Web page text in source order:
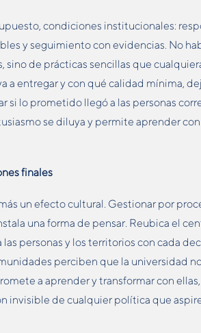
condiciones institucionales:
y seguimiento con evidencias. No
sino de prácticas sencillas que
a entregar y con qué calidad mínima,
si lo prometido llegó a las personas
se diluya y permite aprender
finales
un efecto cultural. Gestionar por
una forma de pensar. Reubica el
personas y los territorios con cada
perciben que la universidad no
a aprender y transformar con
invisible de cualquier política que